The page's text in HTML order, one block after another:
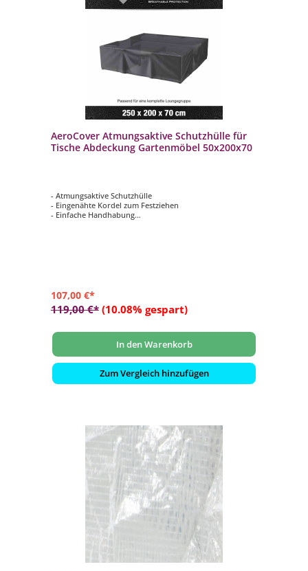
AeroCover Atmungsaktive Schutzhülle für
Tische Abdeckung Gartenmöbel 50x200x70
- Atmungsaktive Schutzhülle
- Eingenähte Kordel zum Festziehen
- Einfache Handhabung
107,00 €*
119,00 €* (10.08% gespart)
In den Warenkorb
Zum Vergleich hinzufügen